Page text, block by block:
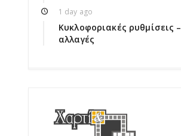
1 day ago
Κυκλοφοριακές ρυθμίσεις –
αλλαγές